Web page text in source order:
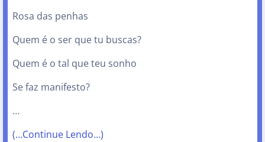
Rosa das penhas
Quem é o ser que tu buscas?
Quem é o tal que teu sonho
Se faz manifesto?
…
(…Continue Lendo…)